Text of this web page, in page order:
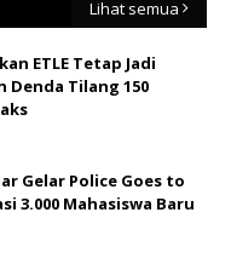
Lihat semua
ETLE Tetap Jadi
Denda Tilang 150
Gelar Police Goes to
3.000 Mahasiswa Baru